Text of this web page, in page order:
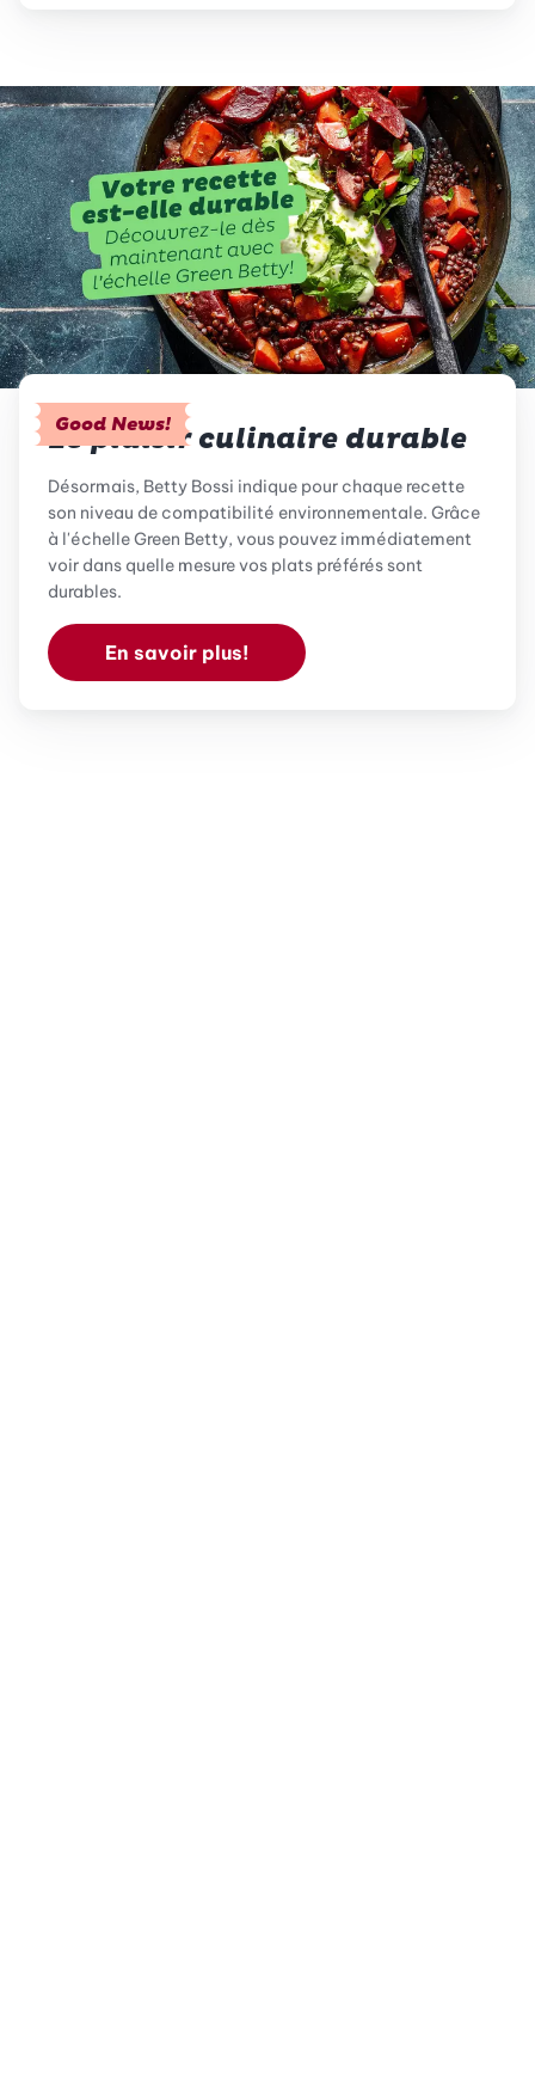
Good News!
Le plaisir culinaire durable
Désormais, Betty Bossi indique pour chaque recette
son niveau de compatibilité environnementale. Grâce
à l'échelle Green Betty, vous pouvez immédiatement
voir dans quelle mesure vos plats préférés sont
durables.
En savoir plus!